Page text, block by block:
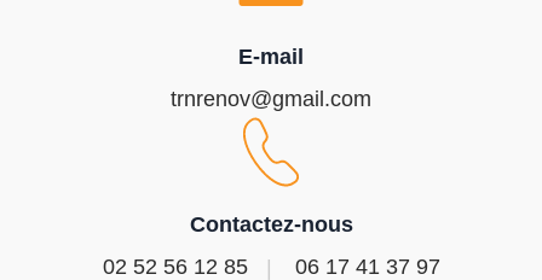
E-mail
trnrenov@gmail.com
Contactez-nous
02 52 56 12 85
06 17 41 37 97